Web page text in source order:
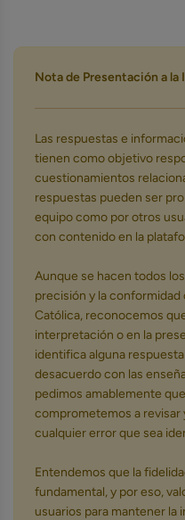
Nota de Presentación a la
Las respuestas e
tienen como objetivo
cuestionamientos
respuestas pueden ser
equipo como por otros
con contenido en la
Aunque se hacen todos
precisión y la conformidad
Católica, reconocemos
interpretación o en la
identifica alguna
desacuerdo con las
pedimos amablemente
comprometemos a
cualquier error que sea
Entendemos que la
fundamental, y por eso,
usuarios para mantener